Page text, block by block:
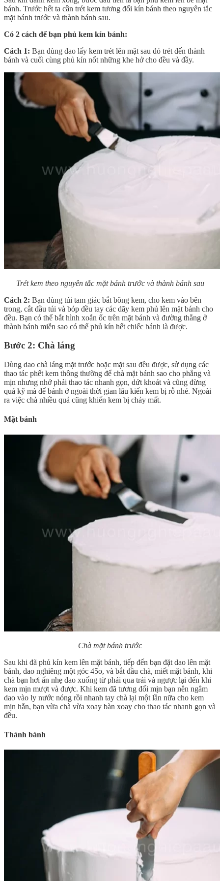
bánh. Trước hết ta cần trét kem tương đối kín bánh theo nguyên tắc
mặt bánh trước và thành bánh sau.
Có 2 cách để bạn phủ kem kín bánh:
Cách 1: Bạn dùng dao lấy kem trét lên mặt sau đó trét đến thành
bánh và cuối cùng phủ kín nốt những khe hở cho đều và đầy.
Trét kem theo nguyên tắc mặt bánh trước và thành bánh sau
Cách 2: Bạn dùng túi tam giác bắt bông kem, cho kem vào bên
trong, cắt đầu túi và bóp đều tay các dãy kem phủ lên mặt bánh cho
đều. Bạn có thể bắt hình xoắn ốc trên mặt bánh và đường thằng ở
thành bánh miễn sao có thể phủ kín hết chiếc bánh là được.
Bước 2: Chà láng
Dùng dao chà láng mặt trước hoặc mặt sau đều được, sử dụng các
thao tác phết kem thông thường để chà mặt bánh sao cho phẳng và
mịn nhưng nhớ phải thao tác nhanh gọn, dứt khoát và cũng đừng
quá kỹ mà để bánh ở ngoài thời gian lâu kiến kem bị rỗ nhé. Ngoài
ra việc chà nhiều quá cũng khiến kem bị chảy mất.
Mặt bánh
Chà mặt bánh trước
Sau khi đã phủ kín kem lên mặt bánh, tiếp đến bạn đặt dao lên mặt
bánh, dao nghiêng một góc 45o, và bắt đầu chà, miết mặt bánh, khi
chà bạn hơi ấn nhẹ dao xuống từ phải qua trái và ngược lại đến khi
kem mịn mượt và được. Khi kem đã tương đối mịn bạn nên ngâm
dao vào ly nước nóng rồi nhanh tay chà lại một lần nữa cho kem
mịn hẳn, bạn vừa chà vừa xoay bàn xoay cho thao tác nhanh gọn và
đều.
Thành bánh